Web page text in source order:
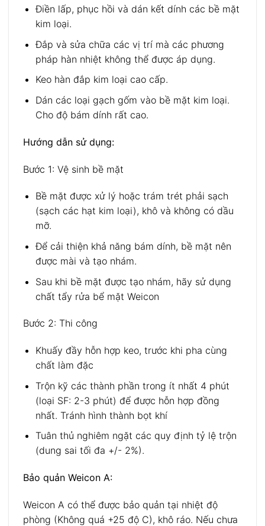
Điền lấp, phục hồi và dán kết dính các bề mặt
kim loại.
Đắp và sửa chữa các vị trí mà các phương
pháp hàn nhiệt không thể được áp dụng.
Keo hàn đắp kim loại cao cấp.
Dán các loại gạch gốm vào bề mặt kim loại.
Cho độ bám dính rất cao.
Hướng dẫn sử dụng:
Bước 1: Vệ sinh bề mặt
Bề mặt được xử lý hoặc trám trét phải sạch
(sạch các hạt kim loại), khô và không có dầu
mỡ.
Để cải thiện khả năng bám dính, bề mặt nên
được mài và tạo nhám.
Sau khi bề mặt được tạo nhám, hãy sử dụng
chất tẩy rửa bể mặt Weicon
Bước 2: Thi công
Khuấy đầy hỗn hợp keo, trước khi pha cùng
chất làm đặc
Trộn kỹ các thành phần trong ít nhất 4 phút
(loại SF: 2-3 phút) để được hỗn hợp đồng
nhất. Tránh hình thành bọt khí
Tuân thủ nghiêm ngặt các quy định tỷ lệ trộn
(dung sai tối đa +/- 2%).
Bảo quản Weicon A:
Weicon A có thể được bảo quản tại nhiệt độ
phòng (Không quá +25 độ C), khô ráo. Nếu chưa